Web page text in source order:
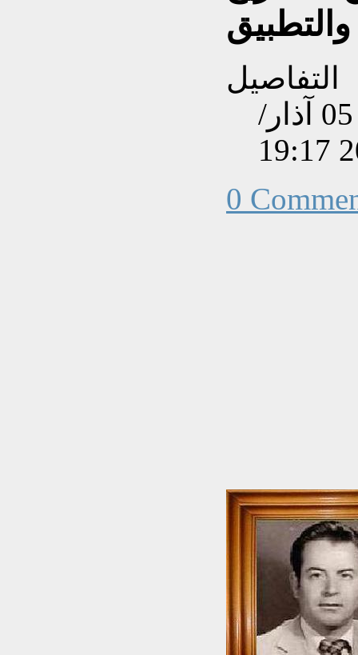
والتطبيق
التفاصيل
تم إنشاءه بتاريخ الثلاثاء, 05 آذار/
0